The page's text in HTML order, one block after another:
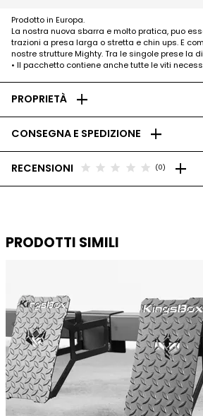
Prodotto in Europa.
La nostra nuova sbarra e molto pratica, puo
trazioni a presa larga o stretta e chin ups. E
nostre strutture Mighty. Tra le singole prese la
• Il pacchetto contiene anche tutte le viti
PROPRIETÀ add
CONSEGNA E SPEDIZIONE add
RECENSIONI star star star star star (0) add
PRODOTTI SIMILI